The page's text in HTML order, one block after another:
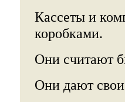
Кассеты и
коробками.
Они считают
Они дают